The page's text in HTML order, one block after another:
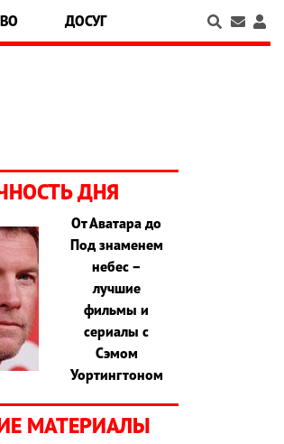
ДОСУГ
ДНЯ
От Аватара до
Под знаменем
небес –
лучшие
фильмы и
сериалы с
Сэмом
Уортингтоном
МАТЕРИАЛЫ